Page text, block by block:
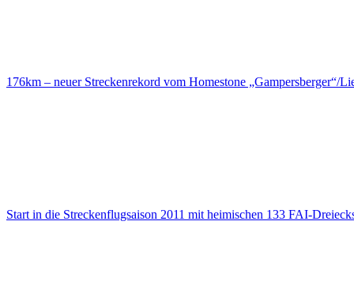
176km – neuer Streckenrekord vom Homestone „Gampersberger“/
Start in die Streckenflugsaison 2011 mit heimischen 133 FAI-